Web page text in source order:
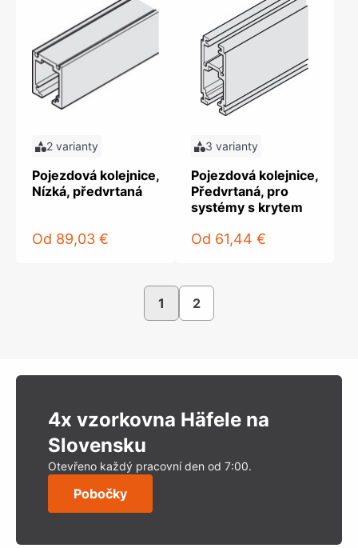
2 varianty
Pojezdová kolejnice,
Nízká, předvrtaná
Od 89,03 €
3 varianty
Pojezdová kolejnice,
Předvrtaná, pro
systémy s krytem
Od 61,44 €
1 2
4x vzorkovna Häfele na
Slovensku
Otevřeno každý pracovní den od 7:00.
Pobočky